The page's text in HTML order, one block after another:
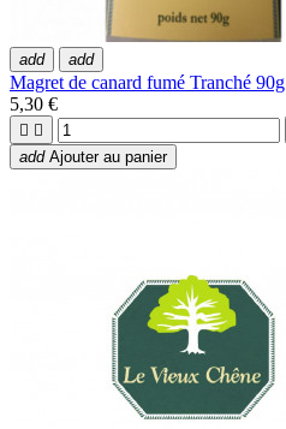
add add
Magret de canard fumé Tranché 90g
5,30 €
 
add Ajouter au panier